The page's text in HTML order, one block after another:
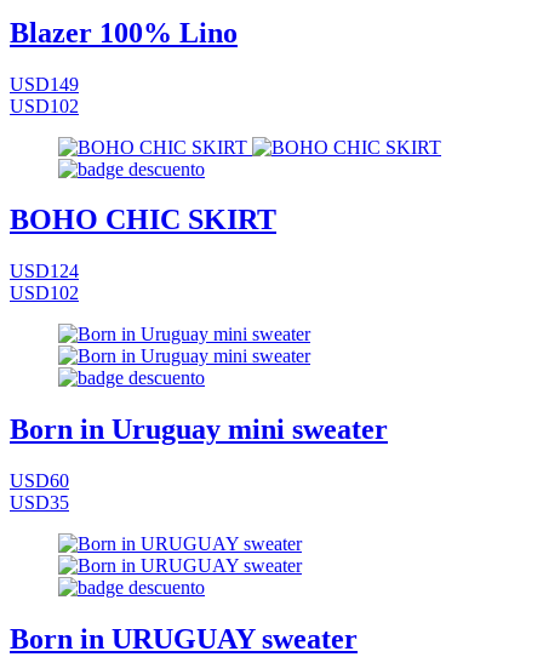
Blazer 100% Lino
USD149
USD102
BOHO CHIC SKIRT
USD124
USD102
Born in Uruguay mini sweater
USD60
USD35
Born in URUGUAY sweater